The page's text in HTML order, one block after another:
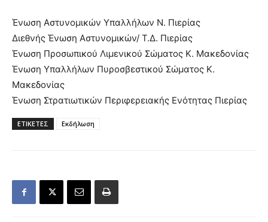
Ένωση Αστυνομικών Υπαλλήλων Ν. Πιερίας
Διεθνής Ένωση Αστυνομικών/ Τ.Δ. Πιερίας
Ένωση Προσωπικού Λιμενικού Σώματος Κ. Μακεδονίας
Ένωση Υπαλλήλων Πυροσβεστικού Σώματος Κ.
Μακεδονίας
Ένωση Στρατιωτικών Περιφερειακής Ενότητας Πιερίας
ΕΤΙΚΕΤΕΣ Εκδήλωση